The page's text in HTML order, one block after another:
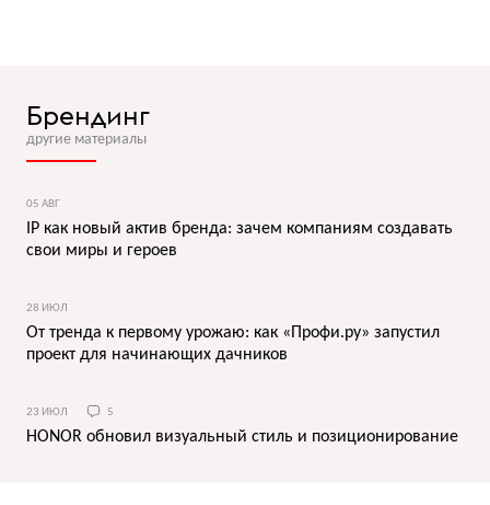
Брендинг
другие материалы
05 АВГ
IP как новый актив бренда: зачем компаниям создавать
свои миры и героев
28 ИЮЛ
От тренда к первому урожаю: как «Профи.ру» запустил
проект для начинающих дачников
23 ИЮЛ 5
HONOR обновил визуальный стиль и позиционирование